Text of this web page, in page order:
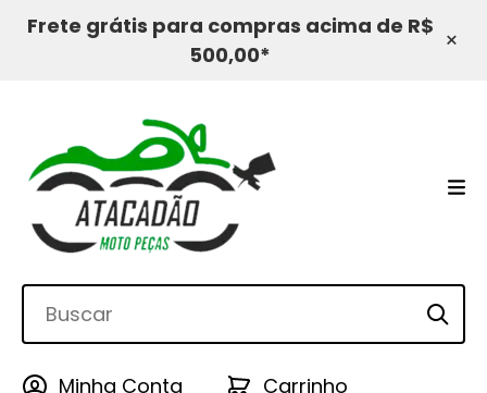
Frete grátis para compras acima de R$
500,00*
×
Minha Conta Carrinho